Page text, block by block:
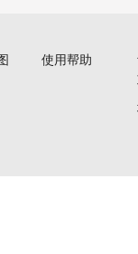
使用帮助